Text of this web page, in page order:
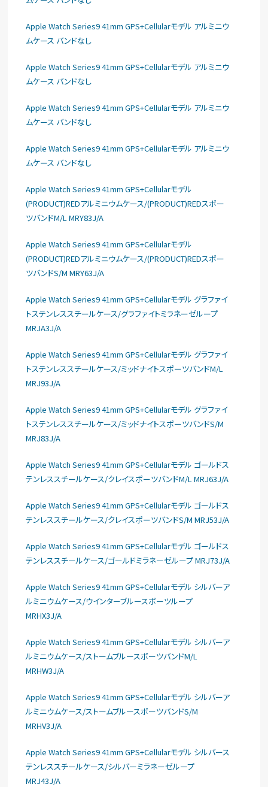
Apple Watch Series9 41mm GPS+Cellularモデル アルミニウ
ムケース バンドなし
Apple Watch Series9 41mm GPS+Cellularモデル アルミニウ
ムケース バンドなし
Apple Watch Series9 41mm GPS+Cellularモデル アルミニウ
ムケース バンドなし
Apple Watch Series9 41mm GPS+Cellularモデル アルミニウ
ムケース バンドなし
Apple Watch Series9 41mm GPS+Cellularモデル
(PRODUCT)REDアルミニウムケース/(PRODUCT)REDスポー
ツバンドM/L MRY83J/A
Apple Watch Series9 41mm GPS+Cellularモデル
(PRODUCT)REDアルミニウムケース/(PRODUCT)REDスポー
ツバンドS/M MRY63J/A
Apple Watch Series9 41mm GPS+Cellularモデル グラファイ
トステンレススチールケース/グラファイトミラネーゼループ
MRJA3J/A
Apple Watch Series9 41mm GPS+Cellularモデル グラファイ
トステンレススチールケース/ミッドナイトスポーツバンドM/L
MRJ93J/A
Apple Watch Series9 41mm GPS+Cellularモデル グラファイ
トステンレススチールケース/ミッドナイトスポーツバンドS/M
MRJ83J/A
Apple Watch Series9 41mm GPS+Cellularモデル ゴールドス
テンレススチールケース/クレイスポーツバンドM/L MRJ63J/A
Apple Watch Series9 41mm GPS+Cellularモデル ゴールドス
テンレススチールケース/クレイスポーツバンドS/M MRJ53J/A
Apple Watch Series9 41mm GPS+Cellularモデル ゴールドス
テンレススチールケース/ゴールドミラネーゼループ MRJ73J/A
Apple Watch Series9 41mm GPS+Cellularモデル シルバーア
ルミニウムケース/ウインターブルースポーツループ
MRHX3J/A
Apple Watch Series9 41mm GPS+Cellularモデル シルバーア
ルミニウムケース/ストームブルースポーツバンドM/L
MRHW3J/A
Apple Watch Series9 41mm GPS+Cellularモデル シルバーア
ルミニウムケース/ストームブルースポーツバンドS/M
MRHV3J/A
Apple Watch Series9 41mm GPS+Cellularモデル シルバース
テンレススチールケース/シルバーミラネーゼループ
MRJ43J/A